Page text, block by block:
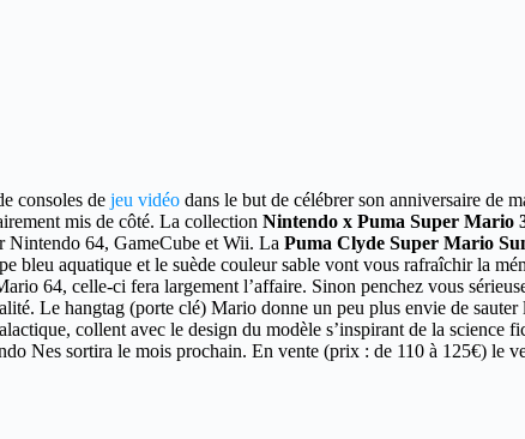
consoles de jeu vidéo dans le but de célébrer son anniversaire de
mis de côté. La collection Nintendo x Puma Super Mario
Nintendo 64, GameCube et Wii. La Puma Clyde Super Mario
bleu aquatique et le suède couleur sable vont vous rafraîchir la
64, celle-ci fera largement l’affaire. Sinon penchez vous
Le hangtag (porte clé) Mario donne un peu plus envie de sauter
collent avec le design du modèle s’inspirant de la science
Nes sortira le mois prochain. En vente (prix : de 110 à 125€) le